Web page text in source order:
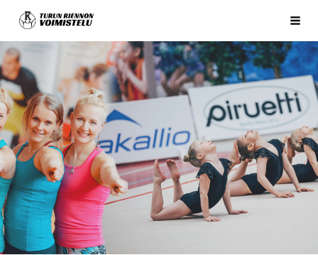
Siirry
sivunTurun Riennon Voimistelu | Voimistelua ja liikuntaa Turussa